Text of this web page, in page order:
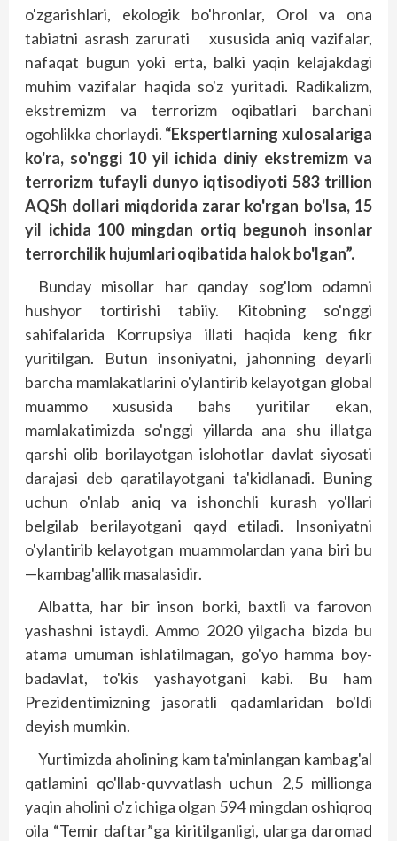
o'zgarishlari, ekologik bo'hronlar, Orol va ona
tabiatni asrash zarurati xususida aniq vazifalar,
nafaqat bugun yoki erta, balki yaqin kelajakdagi
muhim vazifalar haqida so'z yuritadi. Radikalizm,
ekstremizm va terrorizm oqibatlari barchani
ogohlikka chorlaydi. “Ekspertlarning xulosalariga
ko'ra, so'nggi 10 yil ichida diniy ekstremizm va
terrorizm tufayli dunyo iqtisodiyoti 583 trillion
AQSh dollari miqdorida zarar ko'rgan bo'lsa, 15
yil ichida 100 mingdan ortiq begunoh insonlar
terrorchilik hujumlari oqibatida halok bo'lgan”.
Bunday misollar har qanday sog'lom odamni
hushyor tortirishi tabiiy. Kitobning so'nggi
sahifalarida Korrupsiya illati haqida keng fikr
yuritilgan. Butun insoniyatni, jahonning deyarli
barcha mamlakatlarini o'ylantirib kelayotgan global
muammo xususida bahs yuritilar ekan,
mamlakatimizda so'nggi yillarda ana shu illatga
qarshi olib borilayotgan islohotlar davlat siyosati
darajasi deb qaratilayotgani ta'kidlanadi. Buning
uchun o'nlab aniq va ishonchli kurash yo'llari
belgilab berilayotgani qayd etiladi. Insoniyatni
o'ylantirib kelayotgan muammolardan yana biri bu
—kambag'allik masalasidir.
Albatta, har bir inson borki, baxtli va farovon
yashashni istaydi. Ammo 2020 yilgacha bizda bu
atama umuman ishlatilmagan, go'yo hamma boy-
badavlat, to'kis yashayotgani kabi. Bu ham
Prezidentimizning jasoratli qadamlaridan bo'ldi
deyish mumkin.
Yurtimizda aholining kam ta'minlangan kambag'al
qatlamini qo'llab-quvvatlash uchun 2,5 millionga
yaqin aholini o'z ichiga olgan 594 mingdan oshiqroq
oila “Temir daftar”ga kiritilganligi, ularga daromad